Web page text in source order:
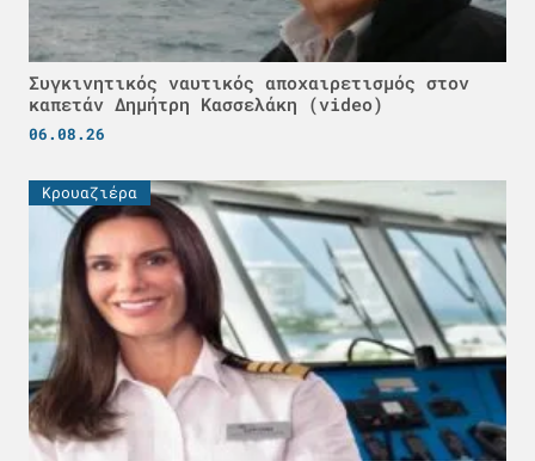
Συγκινητικός ναυτικός αποχαιρετισμός στον
καπετάν Δημήτρη Κασσελάκη (video)
06.08.26
Κρουαζιέρα